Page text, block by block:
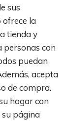
sus
ofrece la
tienda y
personas con
puedan
acepta
de compra.
hogar con
página